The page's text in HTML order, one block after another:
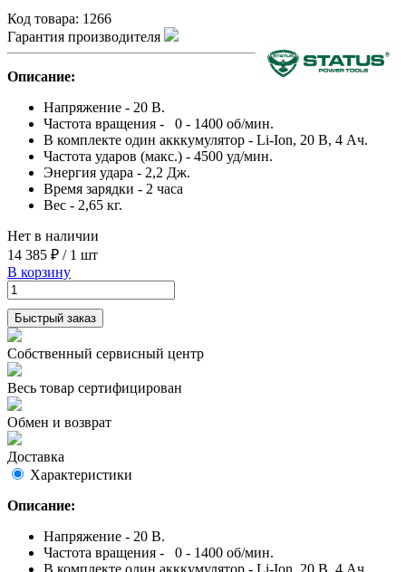
Код товара: 1266
Гарантия производителя
Описание:
Напряжение - 20 В.
Частота вращения - 0 - 1400 об/мин.
В комплекте один акккумулятор - Li-Ion, 20 В, 4 Ач.
Частота ударов (макс.) - 4500 уд/мин.
Энергия удара - 2,2 Дж.
Время зарядки - 2 часа
Вес - 2,65 кг.
Нет в наличии
14 385 ₽ / 1 шт
В корзину
Быстрый заказ
Собственный сервисный центр
Весь товар сертифицирован
Обмен и возврат
Доставка
Характеристики
Описание:
Напряжение - 20 В.
Частота вращения - 0 - 1400 об/мин.